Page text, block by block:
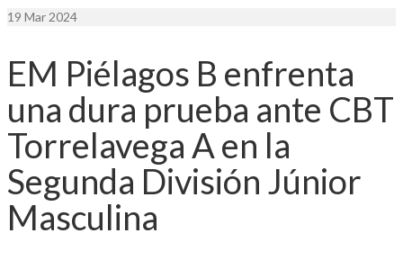
19 Mar 2024
EM Piélagos B enfrenta
una dura prueba ante CBT
Torrelavega A en la
Segunda División Júnior
Masculina